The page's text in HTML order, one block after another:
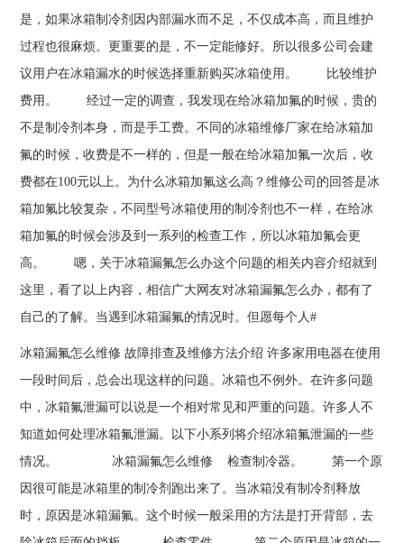
是，如果冰箱制冷剂因内部漏水而不足，不仅成本高，而且维护
过程也很麻烦。更重要的是，不一定能修好。所以很多公司会建
议用户在冰箱漏水的时候选择重新购买冰箱使用。 比较维护
费用。 经过一定的调查，我发现在给冰箱加氟的时候，贵的
不是制冷剂本身，而是手工费。不同的冰箱维修厂家在给冰箱加
氟的时候，收费是不一样的，但是一般在给冰箱加氟一次后，收
费都在100元以上。为什么冰箱加氟这么高？维修公司的回答是冰
箱加氟比较复杂，不同型号冰箱使用的制冷剂也不一样，在给冰
箱加氟的时候会涉及到一系列的检查工作，所以冰箱加氟会更
高。 嗯，关于冰箱漏氟怎么办这个问题的相关内容介绍就到
这里，看了以上内容，相信广大网友对冰箱漏氟怎么办，都有了
自己的了解。当遇到冰箱漏氟的情况时。但愿每个人#
冰箱漏氟怎么维修 故障排查及维修方法介绍 许多家用电器在使用
一段时间后，总会出现这样的问题。冰箱也不例外。在许多问题
中，冰箱氟泄漏可以说是一个相对常见和严重的问题。许多人不
知道如何处理冰箱氟泄漏。以下小系列将介绍冰箱氟泄漏的一些
情况。 冰箱漏氟怎么维修 检查制冷器。 第一个原
因很可能是冰箱里的制冷剂跑出来了。当冰箱没有制冷剂释放
时，原因是冰箱漏氟。这个时候一般采用的方法是打开背部，去